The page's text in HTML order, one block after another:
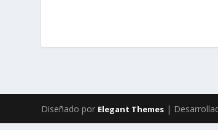
Diseñado por Elegant Themes |